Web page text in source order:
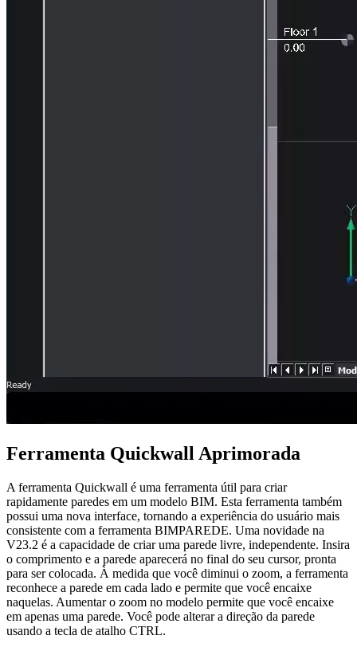
Ferramenta Quickwall Aprimorada
A ferramenta Quickwall é uma ferramenta útil para criar
rapidamente paredes em um modelo BIM. Esta ferramenta também
possui uma nova interface, tornando a experiência do usuário mais
consistente com a ferramenta BIMPAREDE. Uma novidade na
V23.2 é a capacidade de criar uma parede livre, independente. Insira
o comprimento e a parede aparecerá no final do seu cursor, pronta
para ser colocada. À medida que você diminui o zoom, a ferramenta
reconhece a parede em cada lado e permite que você encaixe
naquelas. Aumentar o zoom no modelo permite que você encaixe
em apenas uma parede. Você pode alterar a direção da parede
usando a tecla de atalho CTRL.